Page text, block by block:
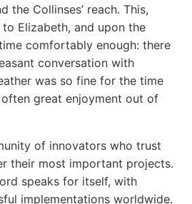
the Collinses’ reach. This,
Elizabeth, and upon the
comfortably enough: there
conversation with
was so fine for the time
great enjoyment out of
of innovators who trust
their most important projects.
speaks for itself, with
implementations worldwide.